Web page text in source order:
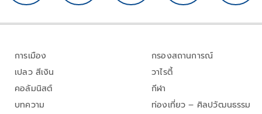
การเมือง
เปลว สีเงิน
คอลัมนิสต์
บทความ
กรองสถานการณ์
วาไรตี้
กีฬา
ท่องเที่ยว – ศิลปวัฒนธรรม